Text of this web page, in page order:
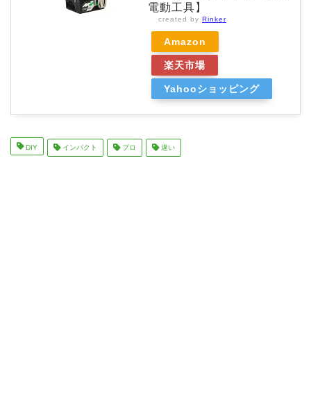
電動工具】
created by Rinker
Amazon
楽天市場
Yahooショッピング
DIY インパクト プロ 違い